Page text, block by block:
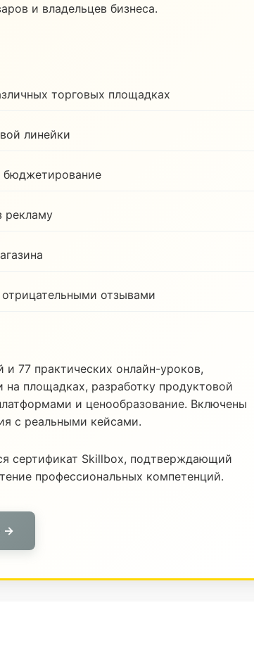
и владельцев бизнеса.
торговых площадках
линейки
бюджетирование
рекламу
отзывами
и 77 практических онлайн-уроков,
площадках, разработку продуктовой
и ценообразование. Включены
с реальными кейсами.
сертификат Skillbox, подтверждающий
профессиональных компетенций.
→